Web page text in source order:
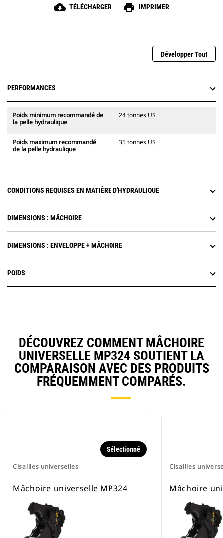
cloud_download TÉLÉCHARGER print IMPRIMER
Développer Tout
PERFORMANCES
Poids minimum recommandé de
la pelle hydraulique
24 tonnes US
Poids maximum recommandé
de la pelle hydraulique
35 tonnes US
CONDITIONS REQUISES EN MATIÈRE D'HYDRAULIQUE
DIMENSIONS : MÂCHOIRE
DIMENSIONS : ENVELOPPE + MÂCHOIRE
POIDS
DÉCOUVREZ COMMENT MÂCHOIRE
UNIVERSELLE MP324 SOUTIENT LA
COMPARAISON AVEC DES PRODUITS
FRÉQUEMMENT COMPARÉS.
Cisailles universelles
Sélectionné
Mâchoire universelle MP324
Cisailles
Mâchoire